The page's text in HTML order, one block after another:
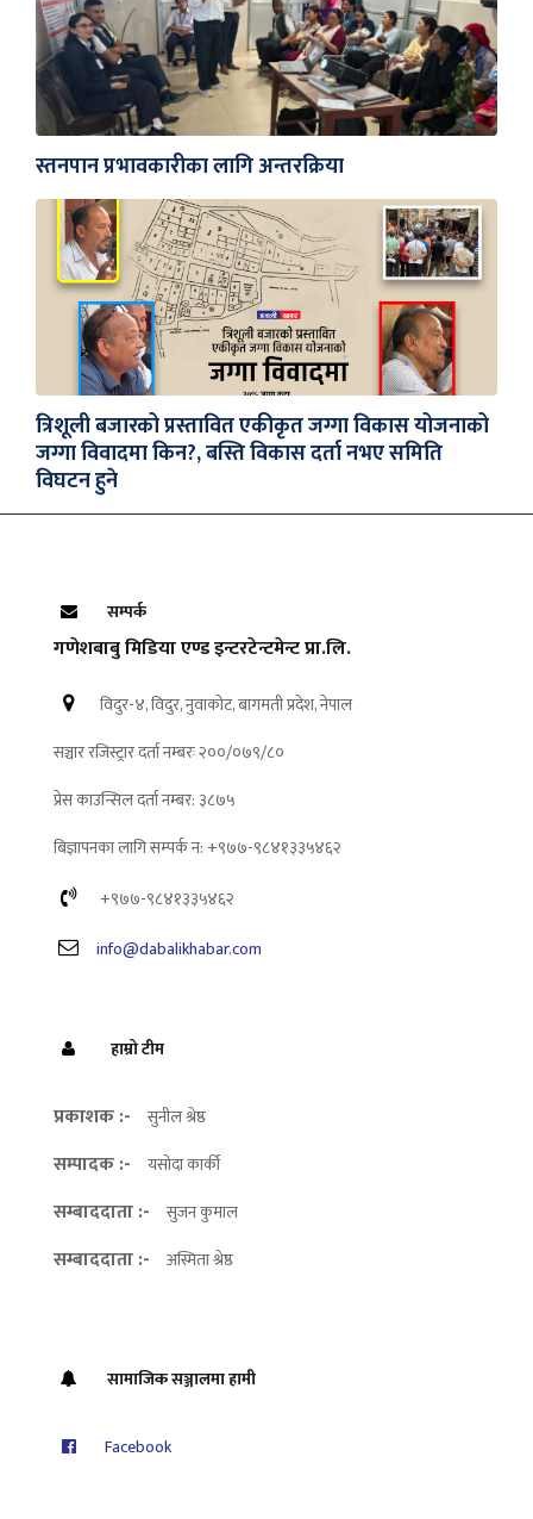
स्तनपान प्रभावकारीका लागि अन्तरक्रिया
त्रिशूली बजारको प्रस्तावित एकीकृत जग्गा विकास योजनाको
जग्गा विवादमा किन?, बस्ति विकास दर्ता नभए समिति
विघटन हुने
सम्पर्क
गणेशबाबु मिडिया एण्ड इन्टरटेन्टमेन्ट प्रा.लि.
विदुर-४, विदुर, नुवाकोट, बागमती प्रदेश, नेपाल
सञ्चार रजिस्ट्रार दर्ता नम्बरः २००/०७९/८०
प्रेस काउन्सिल दर्ता नम्बर: ३८७५
बिज्ञापनका लागि सम्पर्क न: +९७७-९८४१३३५४६२
+९७७-९८४१३३५४६२
info@dabalikhabar.com
हाम्रो टीम
प्रकाशक :- सुनील श्रेष्ठ
सम्पादक :- यसोदा कार्की
सम्बाददाता :- सुजन कुमाल
सम्बाददाता :- अस्मिता श्रेष्ठ
सामाजिक सञ्जालमा हामी
Facebook